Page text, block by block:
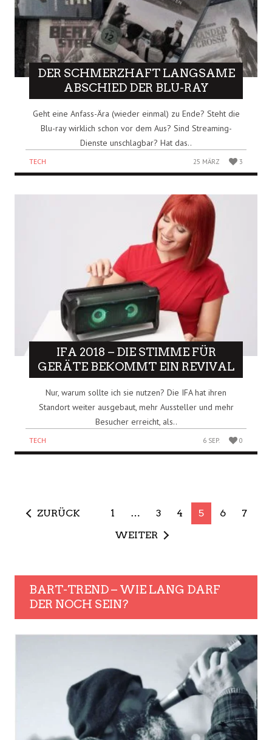
DER SCHMERZHAFT LANGSAME
ABSCHIED DER BLU-RAY
Geht eine Anfass-Ära (wieder einmal) zu Ende? Steht die
Blu-ray wirklich schon vor dem Aus? Sind Streaming-
Dienste unschlagbar? Hat das..
TECH 25 MÄRZ 3
IFA 2018 – DIE STIMME FÜR
GERÄTE BEKOMMT EIN REVIVAL
Nur, warum sollte ich sie nutzen? Die IFA hat ihren
Standort weiter ausgebaut, mehr Aussteller und mehr
Besucher erreicht, als..
TECH 6 SEP. 0
ZURÜCK 1 … 3 4 5 6
7
WEITER
BART-TREND – WIE LANG DARF
DER NOCH SEIN?